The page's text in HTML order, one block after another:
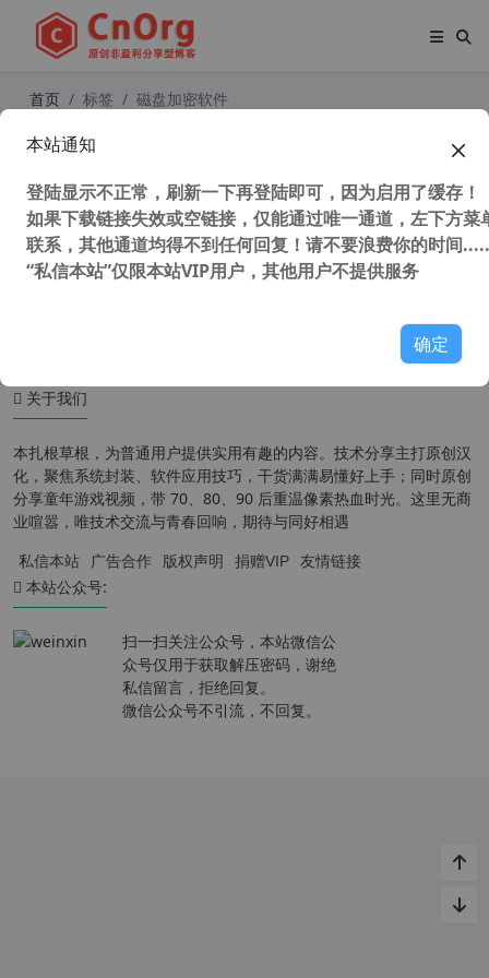
首页 标签 磁盘加密软件
关于我们
本扎根草根，为普通用户提供实用有趣的内容。技术分享主打原创汉
化，聚焦系统封装、软件应用技巧，干货满满易懂好上手；同时原创
分享童年游戏视频，带 70、80、90 后重温像素热血时光。这里无商
业喧嚣，唯技术交流与青春回响，期待与同好相遇
私信本站 广告合作 版权声明 捐赠VIP 友情链接
本站公众号:
扫一扫关注公众号，本站微信公
众号仅用于获取解压密码，谢绝
私信留言，拒绝回复。
微信公众号不引流，不回复。
本站通知
登陆显示不正常，刷新一下再登陆即可，因为启用了缓存！
如果下载链接失效或空链接，仅能通过唯一通道，左下方菜
联系，其他通道均得不到任何回复！请不要浪费你的时间
“私信本站”仅限本站VIP用户，其他用户不提供服务
确定